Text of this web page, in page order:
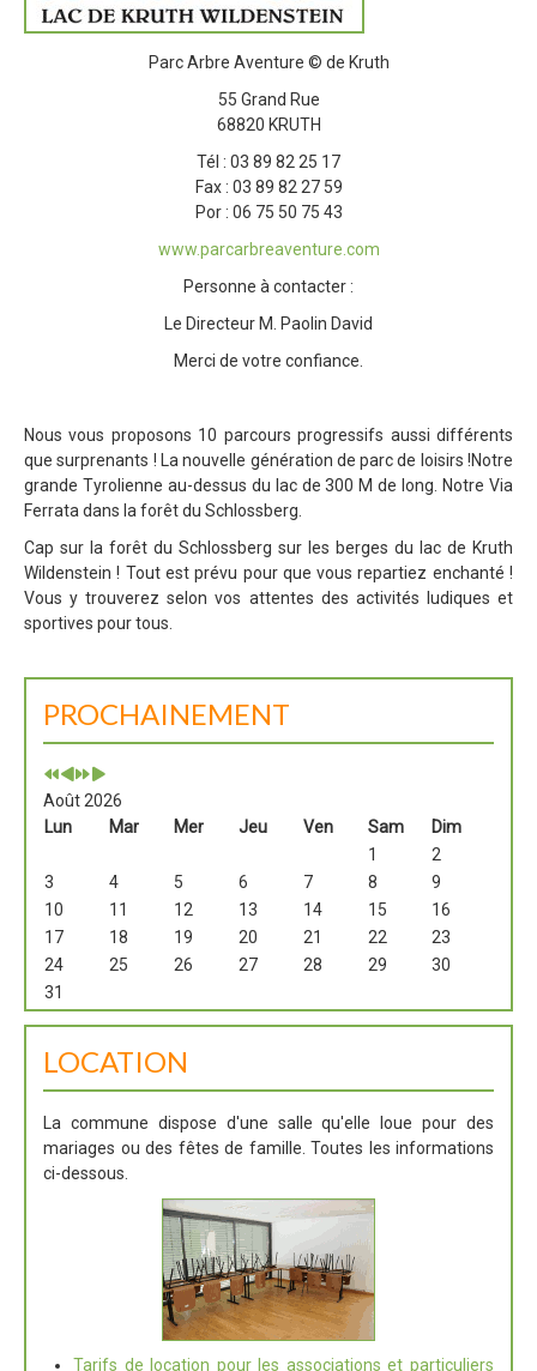
Parc Arbre Aventure © de Kruth
55 Grand Rue
68820 KRUTH
Tél : 03 89 82 25 17
Fax : 03 89 82 27 59
Por : 06 75 50 75 43
www.parcarbreaventure.com
Personne à contacter :
Le Directeur M. Paolin David
Merci de votre confiance.
Nous vous proposons 10 parcours progressifs aussi différents
que surprenants ! La nouvelle génération de parc de loisirs !Notre
grande Tyrolienne au-dessus du lac de 300 M de long. Notre Via
Ferrata dans la forêt du Schlossberg.
Cap sur la forêt du Schlossberg sur les berges du lac de Kruth
Wildenstein ! Tout est prévu pour que vous repartiez enchanté !
Vous y trouverez selon vos attentes des activités ludiques et
sportives pour tous.
PROCHAINEMENT
Août 2026
Lun
Mar Mer Jeu Ven Sam
Dim
1
2
3
4 5 6 7 8
9
10
11 12 13 14 15
16
17
18 19 20 21 22
23
24
25 26 27 28 29
30
31
LOCATION
La commune dispose d'une salle qu'elle loue pour des
mariages ou des fêtes de famille. Toutes les informations
ci-dessous.
Tarifs de location pour les associations et particuliers